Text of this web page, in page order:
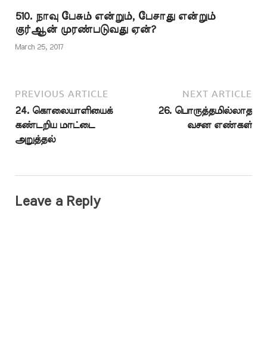
முன்னறிவிப்பும்,…
510. நாவு பேசும் என்றும், பேசாது என்றும்
குர்ஆன் முரண்படுவது ஏன்?
March 25, 2017
PREVIOUS ARTICLE
24. கொலையாளியைக்
கண்டறிய மாட்டை
அறுத்தல்
NEXT ARTICLE
26. பொருத்தமில்லாத
வசன எண்கள்
Leave a Reply